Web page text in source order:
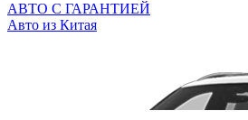
АВТО С ГАРАНТИЕЙ
Авто из Китая